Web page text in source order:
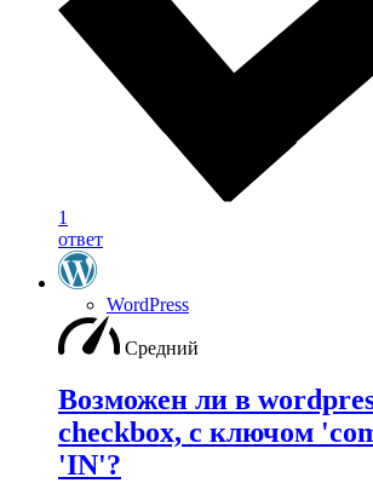
1
ответ
WordPress
Средний
Возможен ли в
checkbox, с ключом
'IN'?